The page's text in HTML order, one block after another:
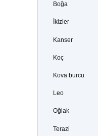
Boğa
İkizler
Kanser
Koç
Kova burcu
Leo
Oğlak
Terazi